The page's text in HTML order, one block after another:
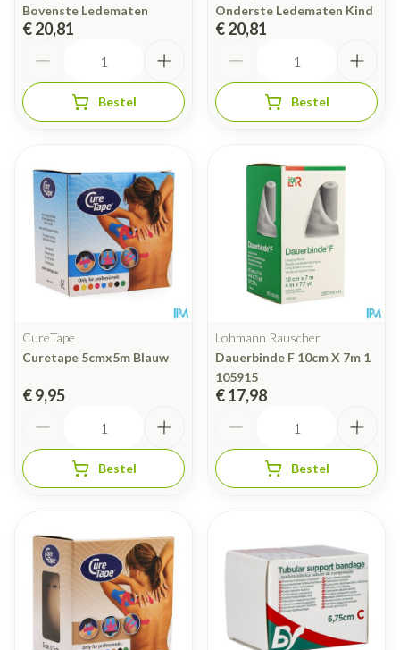
Bovenste Ledematen
€ 20,81
Bestel
Onderste Ledematen Kind
€ 20,81
Bestel
CureTape
Curetape 5cmx5m Blauw
€ 9,95
Bestel
Lohmann Rauscher
Dauerbinde F 10cm X 7m 1
105915
€ 17,98
Bestel